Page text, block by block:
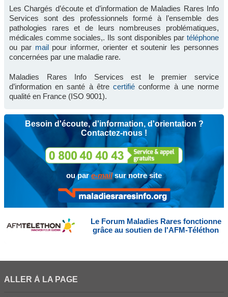
Les Chargés d’écoute et d’information de Maladies Rares Info
Services sont des professionnels formé à l’ensemble des
pathologies rares et de leurs nombreuses problématiques,
médicales comme sociales,. Ils sont disponibles par téléphone
ou par mailpour informer, orienter et soutenir les personnes
concernées par une maladie rare.
Maladies Rares Info Services est le premier service
d’information en santé à êtrecertifié conforme à une norme
qualité en France (ISO 9001).
Besoin d'écoute, d'information, d'orientation ?
Contactez-nous !
ou pare-mailsur notre site
Le Forum Maladies Rares fonctionne
grâce au soutien de l'AFM-Téléthon
ALLER À LA PAGE